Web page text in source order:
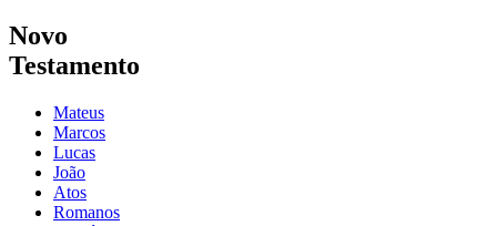
Novo
Testamento
Mateus
Marcos
Lucas
João
Atos
Romanos